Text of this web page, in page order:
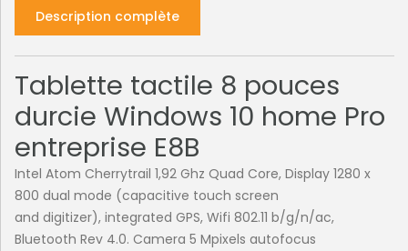
Description complète
Tablette tactile 8 pouces
durcie Windows 10 home Pro
entreprise E8B
Intel Atom Cherrytrail 1,92 Ghz Quad Core, Display 1280 x
800 dual mode (capacitive touch screen
and digitizer), integrated GPS, Wifi 802.11 b/g/n/ac,
Bluetooth Rev 4.0. Camera 5 Mpixels autofocus